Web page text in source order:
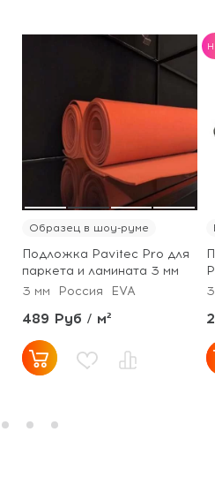
Образец в шоу-руме
Подложка Pavitec Pro для
паркета и ламината 3 мм
3 мм
Россия EVA
489 Руб / м²